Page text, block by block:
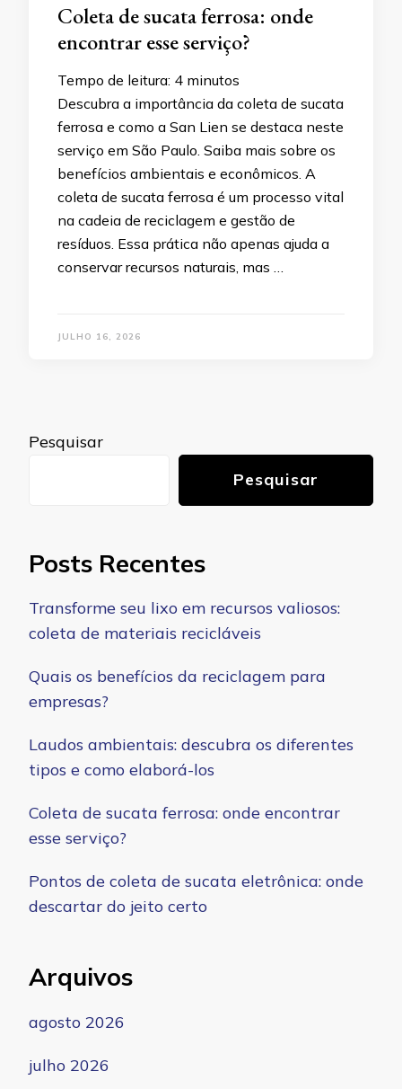
Coleta de sucata ferrosa: onde
encontrar esse serviço?
Tempo de leitura: 4 minutos
Descubra a importância da coleta de sucata
ferrosa e como a San Lien se destaca neste
serviço em São Paulo. Saiba mais sobre os
benefícios ambientais e econômicos. A
coleta de sucata ferrosa é um processo vital
na cadeia de reciclagem e gestão de
resíduos. Essa prática não apenas ajuda a
conservar recursos naturais, mas …
JULHO 16, 2026
Pesquisar
Pesquisar
Posts Recentes
Transforme seu lixo em recursos valiosos:
coleta de materiais recicláveis
Quais os benefícios da reciclagem para
empresas?
Laudos ambientais: descubra os diferentes
tipos e como elaborá-los
Coleta de sucata ferrosa: onde encontrar
esse serviço?
Pontos de coleta de sucata eletrônica: onde
descartar do jeito certo
Arquivos
agosto 2026
julho 2026